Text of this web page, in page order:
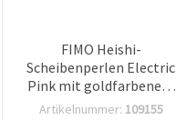
FIMO Heishi-
Scheibenperlen Electric
Pink mit goldfarbenem
Pigment 6x1 mm, Loch: 2
Artikelnummer: 109155